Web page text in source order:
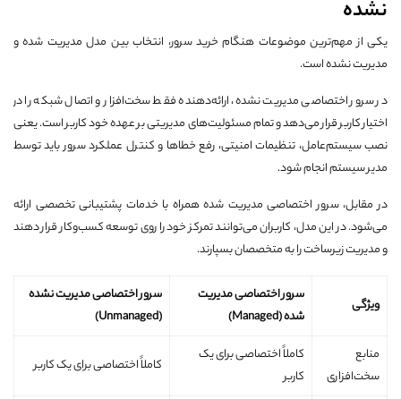
نشده
یکی از مهم‌ترین موضوعات هنگام خرید سرور، انتخاب بین مدل مدیریت شده و
مدیریت نشده است.
در سرور اختصاصی مدیریت نشده، ارائه‌دهنده فقط سخت‌افزار و اتصال شبکه را در
اختیار کاربر قرار می‌دهد و تمام مسئولیت‌های مدیریتی بر عهده خود کاربر است. یعنی
نصب سیستم‌عامل، تنظیمات امنیتی، رفع خطاها و کنترل عملکرد سرور باید توسط
مدیر سیستم انجام شود.
در مقابل، سرور اختصاصی مدیریت شده همراه با خدمات پشتیبانی تخصصی ارائه
می‌شود. در این مدل، کاربران می‌توانند تمرکز خود را روی توسعه کسب‌وکار قرار دهند
و مدیریت زیرساخت را به متخصصان بسپارند.
ویژگی
سرور اختصاصی مدیریت
شده (Managed)
سرور اختصاصی مدیریت نشده
(Unmanaged)
منابع
سخت‌افزاری
کاملاً اختصاصی برای یک
کاربر
کاملاً اختصاصی برای یک کاربر